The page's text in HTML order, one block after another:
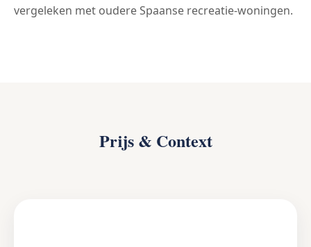
vergeleken met oudere Spaanse recreatie-woningen.
Prijs & Context